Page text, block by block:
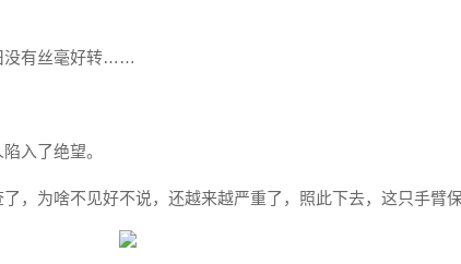
没有丝毫好转……
入了绝望。
，为啥不见好不说，还越来越严重了，照此下去，这只手臂